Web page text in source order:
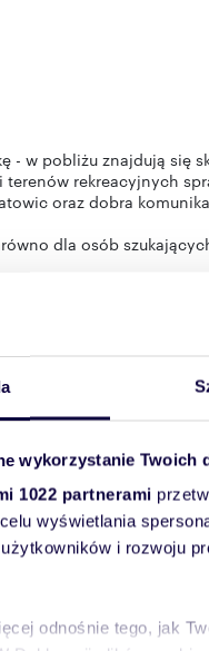
wykorzystanie Twoich
1022 partnerami
wyświetlania
i rozwoju
odnośnie tego, jak
- w pobliżu znajdują się
terenów rekreacyjnych
oraz dobra
dla osób
miejsce naprawdę warto